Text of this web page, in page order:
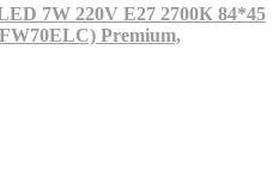
7W 220V E27 2700К 84*45
Premium,